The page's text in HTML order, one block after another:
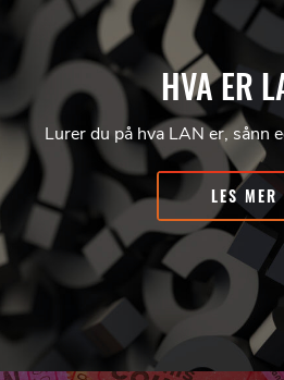
HVA ER
Lurer du på hva LAN er, sånn
LES MER